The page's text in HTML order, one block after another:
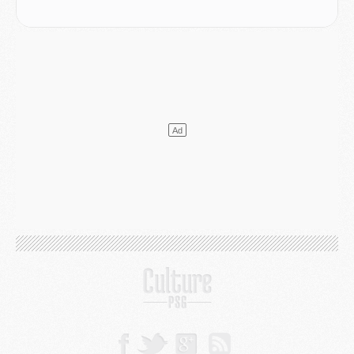
- L'Ajax refuse la première offre du PSG pour Godts
Mercato- L'Ajax attend bien plus de 45M pour Mika Godts
Club- Quatre retours importants dans le groupe du PSG, et un plus discret
- Ayari file en Ligue 2
- Le PSG s'associe avec un géant de la tech
- Vu d'Italie, le transfert de Suzuki au PSG est bien engagé
- Gros coup dur pour Aston Villa avant de croiser le PSG